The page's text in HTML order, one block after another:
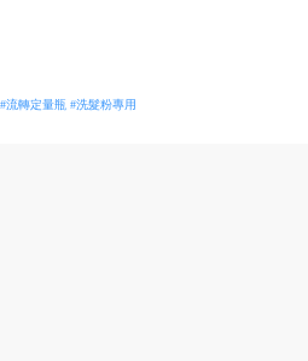
#流轉定量瓶 #洗髮粉專用